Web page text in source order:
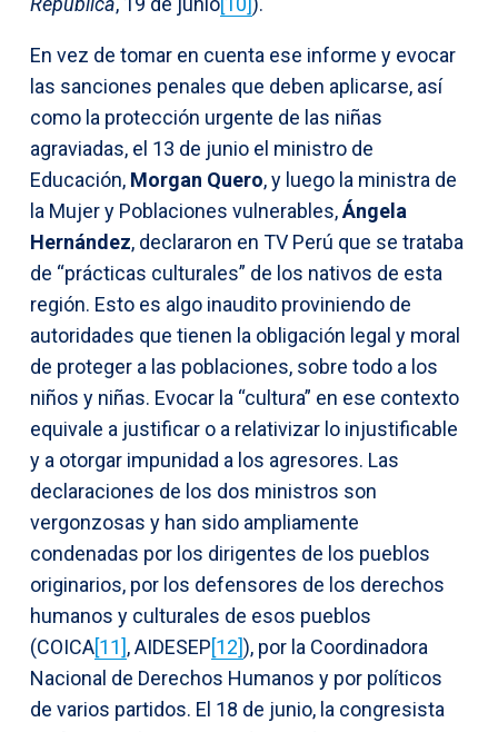
En vez de tomar en cuenta ese informe y evocar
las sanciones penales que deben aplicarse, así
como la protección urgente de las niñas
agraviadas, el 13 de junio el ministro de
Educación, Morgan Quero, y luego la ministra de
la Mujer y Poblaciones vulnerables,Ángela
Hernández, declararon en TV Perú que se trataba
de “prácticas culturales” de los nativos de esta
región. Esto es algo inaudito proviniendo de
autoridades que tienen la obligación legal y moral
de proteger a las poblaciones, sobre todo a los
niños y niñas. Evocar la “cultura” en ese contexto
equivale a justificar o a relativizar lo injustificable
y a otorgar impunidad a los agresores. Las
declaraciones de los dos ministros son
vergonzosas y han sido ampliamente
condenadas por los dirigentes de los pueblos
originarios, por los defensores de los derechos
humanos y culturales de esos pueblos
(COICA[11], AIDESEP[12]), por la Coordinadora
Nacional de Derechos Humanos y por políticos
de varios partidos. El 18 de junio, la congresista